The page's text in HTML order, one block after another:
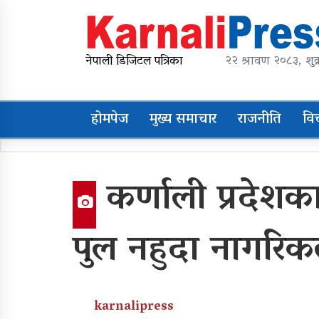
karnalipress
Online News Portal
नेपाली डिजिटल पत्रिका २२ श्रावण २०८३,
होमपेज मुख्य समाचार राजनीति
महावै गाउँपालिकाको
प्रशासकीय भवन शिलान्यास
व्यक्तिगत लगानीमा भगवान
कर्णाली
पुल नहुदा
karnalipress